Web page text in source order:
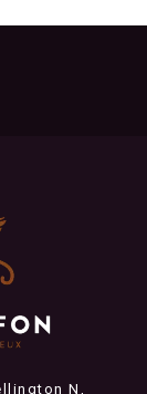
N,